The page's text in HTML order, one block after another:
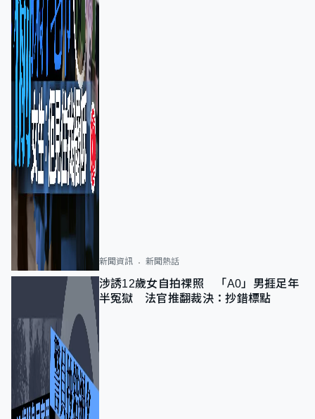
新聞資訊 新聞熱話
涉誘12歲女自拍祼照 「A0」男捱足年
半冤獄 法官推翻裁決：抄錯標點